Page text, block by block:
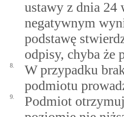
ustawy z dnia 24
negatywnym
podstawę
odpisy, chyba że
8.
W przypadku
podmiotu
9.
Podmiot